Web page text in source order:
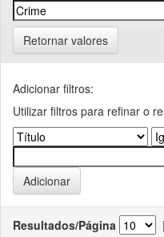
Retornar valores
Adicionar filtros:
Utilizar filtros para refinar o
Resultados/Página |